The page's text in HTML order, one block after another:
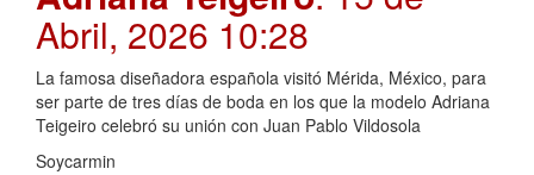
Abril, 2026 10:28
La famosa diseñadora española visitó Mérida, México, para
ser parte de tres días de boda en los que la modelo Adriana
Teigeiro celebró su unión con Juan Pablo Vildosola
Soycarmin